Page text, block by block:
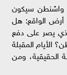
واشنطن سيكون
أرض الواقع: هل
يصر على دفع
الأيام المقبلة
ومن